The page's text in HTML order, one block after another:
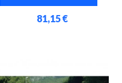
81,15 €